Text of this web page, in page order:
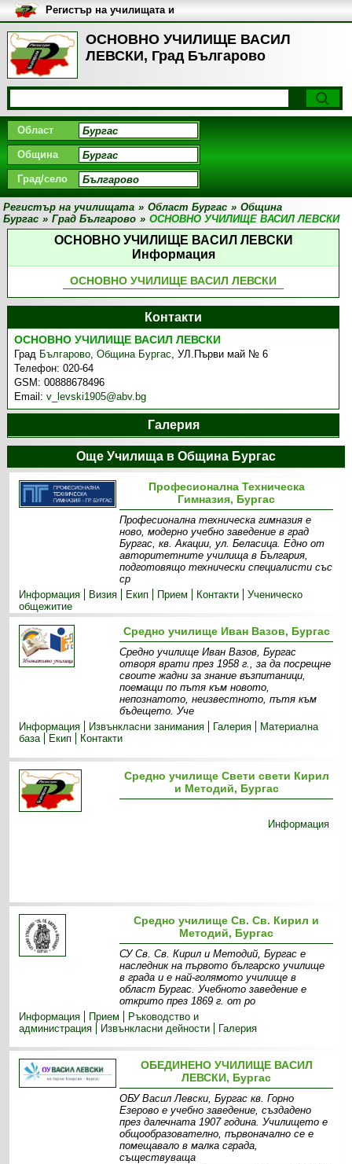
ОСНОВНО УЧИЛИЩЕ ВАСИЛ
ЛЕВСКИ, Град Българово
Регистър на училищата и
университетите в България
Област
Община
Град/село
Регистър на училищата » Област Бургас » Община
Бургас » Град Българово » ОСНОВНО УЧИЛИЩЕ ВАСИЛ ЛЕВСКИ
ОСНОВНО УЧИЛИЩЕ ВАСИЛ ЛЕВСКИ
Информация
ОСНОВНО УЧИЛИЩЕ ВАСИЛ ЛЕВСКИ
Контакти
ОСНОВНО УЧИЛИЩЕ ВАСИЛ ЛЕВСКИ
Град Българово,Община Бургас,УЛ.Първи май № 6
Телефон:020-64
GSM:00888678496
Email:v_levski1905@abv.bg
Галерия
Още Училища в Община Бургас
Професионална Техническа
Гимназия, Бургас
Професионална техническа гимназия е
ново, модерно учебно заведение в град
Бургас, кв. Акации, ул. Беласица. Едно от
авторитетните училища в България,
подготовящо технически специалисти със
ср
Информация
Визия Екип Прием Контакти
Ученическо
общежитие
Средно училище Иван Вазов, Бургас
Средно училище Иван Вазов, Бургас
отворя врати през 1958 г., за да посрещне
своите жадни за знание възпитаници,
поемащи по пътя към новото,
непознатото, неизвестното, пътя към
бъдещето. Уче
Информация
Извънкласни зaнимания Галерия
Материална
база
Екип Контакти
Средно училище Свети свети Кирил
и Методий, Бургас
Информация
Средно училище Св. Св. Кирил и
Методий, Бургас
СУ Св. Св. Кирил и Методий, Бургас е
наследник на първото българско училище
в града и е най-голямото училище в
област Бургас. Учебното заведение е
открито през 1869 г. от ро
Информация
Прием
Ръководство и
администрация
Извънкласни дейности Галерия
ОБЕДИНЕНО УЧИЛИЩЕ ВАСИЛ
ЛЕВСКИ, Бургас
ОБУ Васил Левски, Бургас кв. Горно
Езерово е учебно заведение, създадено
през далечната 1907 година. Училището е
общообразователно, първоначално се е
помещавало в малка сграда,
съществуваща